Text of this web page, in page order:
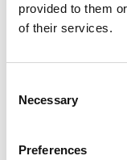
provided to them
of their services.
Selection
Necessary
Preferences